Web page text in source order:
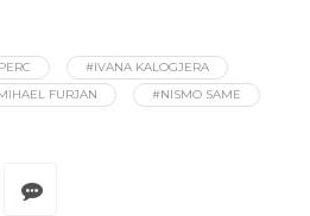
#IVANA KALOGJERA
FURJAN
#NISMO SAME